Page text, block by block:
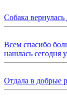
Собака
Всем спасибо
нашлась сегодня
Отдала в добрые